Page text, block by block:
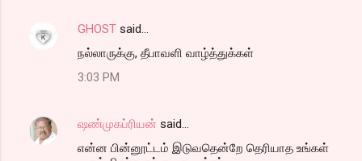
GHOST said…
நல்லாருக்கு, தீபாவளி வாழ்த்துக்கள்
3:03 PM
ஷண்முகப்ரியன் said…
என்ன பின்னூட்டம் இடுவதென்றே தெரியாத உங்கள்